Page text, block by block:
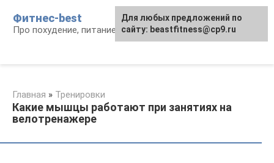
контенту
Фитнес-best
Про похудение, питание и фитнес
Главная » Тренировки
Какие мышцы работают при занятиях на
велотренажере
Для любых предложений по
сайту: beastfitness@cp9.ru